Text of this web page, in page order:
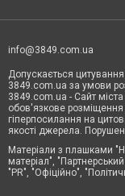
info@3849.com.ua
Допускається
3849.com.ua за умови
3849.com.ua - Сайт
обов'язкове
гіперпосилання на
якості джерела.
Матеріали з плашками
матеріал",
"PR", "Офіційно",